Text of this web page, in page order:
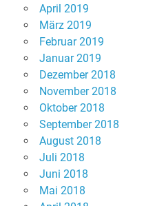
April 2019
März 2019
Februar 2019
Januar 2019
Dezember 2018
November 2018
Oktober 2018
September 2018
August 2018
Juli 2018
Juni 2018
Mai 2018